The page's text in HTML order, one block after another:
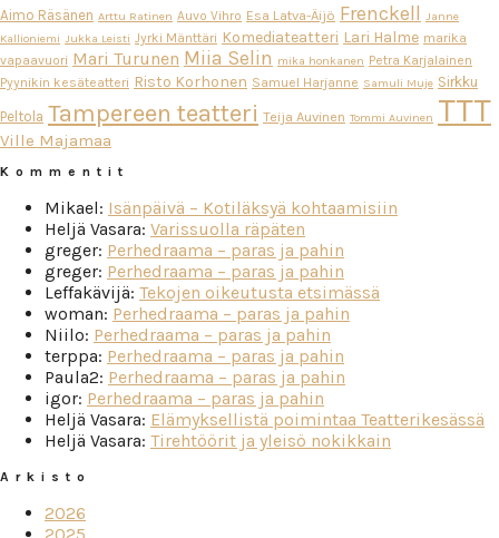
Aimo Räsänen Arttu Ratinen Auvo Vihro Esa Latva-Äijö Frenckell
Janne
Kallioniemi
Jukka Leisti Jyrki Mänttäri Komediateatteri Lari Halme marika
vapaavuori Mari Turunen Miia Selin mika honkanen Petra Karjalainen
Pyynikin kesäteatteri Risto Korhonen Samuel Harjanne Samuli Muje Sirkku
Peltola Tampereen teatteri Teija Auvinen Tommi Auvinen TTT
Ville Majamaa
Kommentit
Mikael: Isänpäivä – Kotiläksyä kohtaamisiin
Heljä Vasara: Varissuolla räpäten
greger: Perhedraama – paras ja pahin
greger: Perhedraama – paras ja pahin
Leffakävijä: Tekojen oikeutusta etsimässä
woman: Perhedraama – paras ja pahin
Niilo: Perhedraama – paras ja pahin
terppa: Perhedraama – paras ja pahin
Paula2: Perhedraama – paras ja pahin
igor: Perhedraama – paras ja pahin
Heljä Vasara: Elämyksellistä poimintaa Teatterikesässä
Heljä Vasara: Tirehtöörit ja yleisö nokikkain
Arkisto
2026
2025